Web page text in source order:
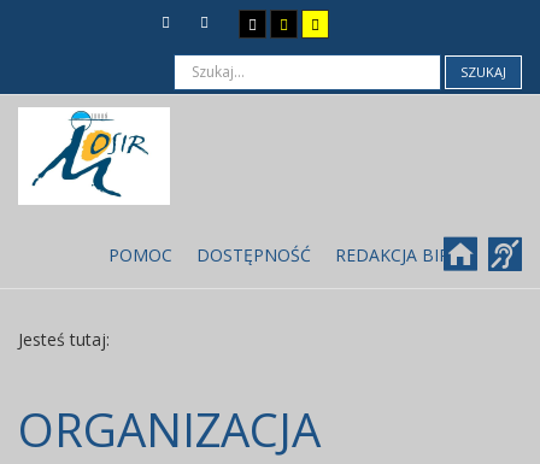
SZUKAJ
POMOC DOSTĘPNOŚĆ REDAKCJA BIP
Jesteś tutaj:
ORGANIZACJA